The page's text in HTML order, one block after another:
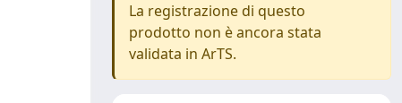
La registrazione di questo
prodotto non è ancora stata
validata in ArTS.